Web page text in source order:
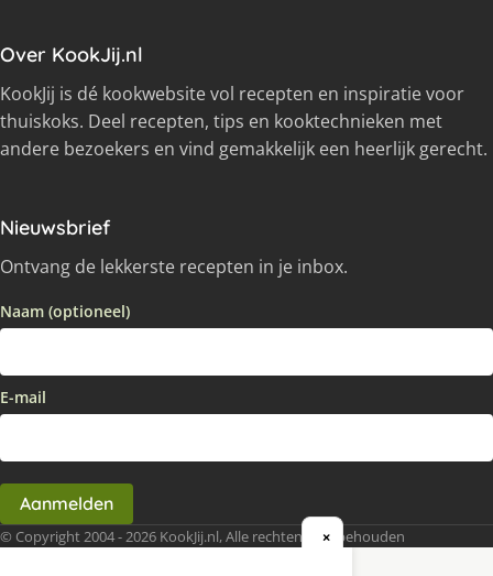
Over KookJij.nl
KookJij is dé kookwebsite vol recepten en inspiratie voor
thuiskoks. Deel recepten, tips en kooktechnieken met
andere bezoekers en vind gemakkelijk een heerlijk gerecht.
Nieuwsbrief
Ontvang de lekkerste recepten in je inbox.
Naam (optioneel)
E-mail
Aanmelden
© Copyright 2004 - 2026 KookJij.nl, Alle rechten voorbehouden
×